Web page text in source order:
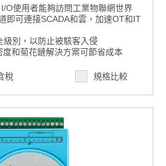
O使用者能夠訪問工業物聯網世界
即可連接SCADA和雲，加速OT和IT
級別，以防止被駭客入侵
和菊花鏈解決方案可節省成本
稅 規格比較